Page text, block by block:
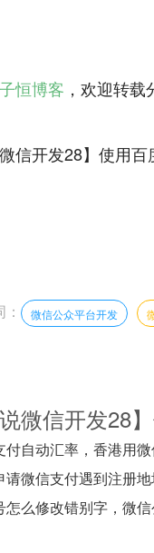
恒博客 ，欢迎转载
信开发28】使用百
微信公众平台开发
微信开发28
付自动汇率，香港用
请微信支付遇到注册
怎么修改错别字，微